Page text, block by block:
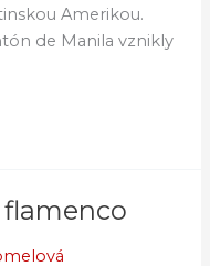
Amerikou.
de Manila vznikly